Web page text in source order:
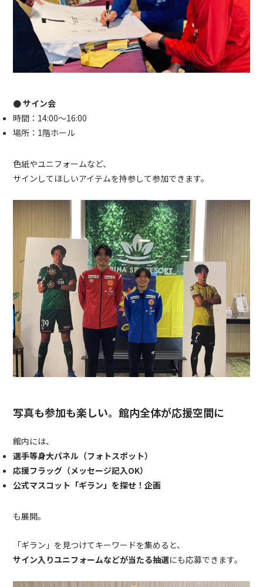
● サイン会
時間：14:00〜16:00
場所：1階ホール
色紙やユニフォームなど、
サインしてほしいアイテムを持参して参加できます。
写真も参加も楽しい。館内全体が応援空間に
館内には、
選手等身大パネル（フォトスポット）
応援フラッグ（メッセージ記入OK）
公式マスコット「ギラン」を探せ！企画
も展開。
「ギラン」を見つけてキーワードを集めると、
サイン入りユニフォームなどが当たる抽選にも応募できます。